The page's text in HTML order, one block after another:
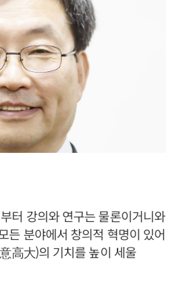
터 강의와 연구는 물론이거니와
든 분야에서 창의적 혁명이 있어
高大)의 기치를 높이 세울